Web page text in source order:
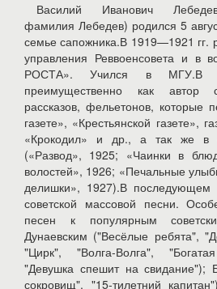
Василий Иванович
фамилия Лебедев) родился 5
семье сапожника.В 1919—1921 гг.
управления Реввоенсовета и в
РОСТА». Учился в МГУ.В
преимущественно как автор
рассказов, фельетонов, которые
газете», «Крестьянской газете»,
«Крокодил» и др., а так же в
(«Развод», 1925; «Чаинки в
волостей», 1926; «Печальные
делишки», 1927).В последующем
советской массовой песни.
песен к популярным
Дунаевским ("Весёлые ребята",
"Цирк", "Волга-Волга",
"Девушка спешит на свидание");
сокровищ", "15-тилетний